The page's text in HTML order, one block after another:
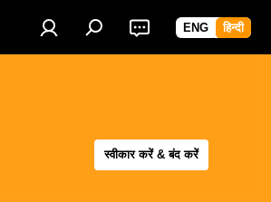
ENG हिन्दी
स्वीकार करें & बंद करें